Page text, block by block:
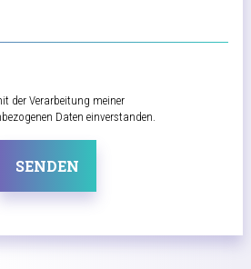
der Verarbeitung meiner
Daten einverstanden.
SENDEN